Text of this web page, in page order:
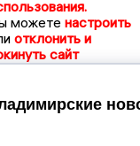
2017 ©
Общество с
«РЕГИОНАЛЬНЫЕ
можете настроить
отклонить и
сайт
Принять